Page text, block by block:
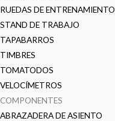
RUEDAS DE ENTRENAMIENTO
STAND DE TRABAJO
TAPABARROS
TIMBRES
TOMATODOS
VELOCÍMETROS
COMPONENTES
ABRAZADERA DE ASIENTO